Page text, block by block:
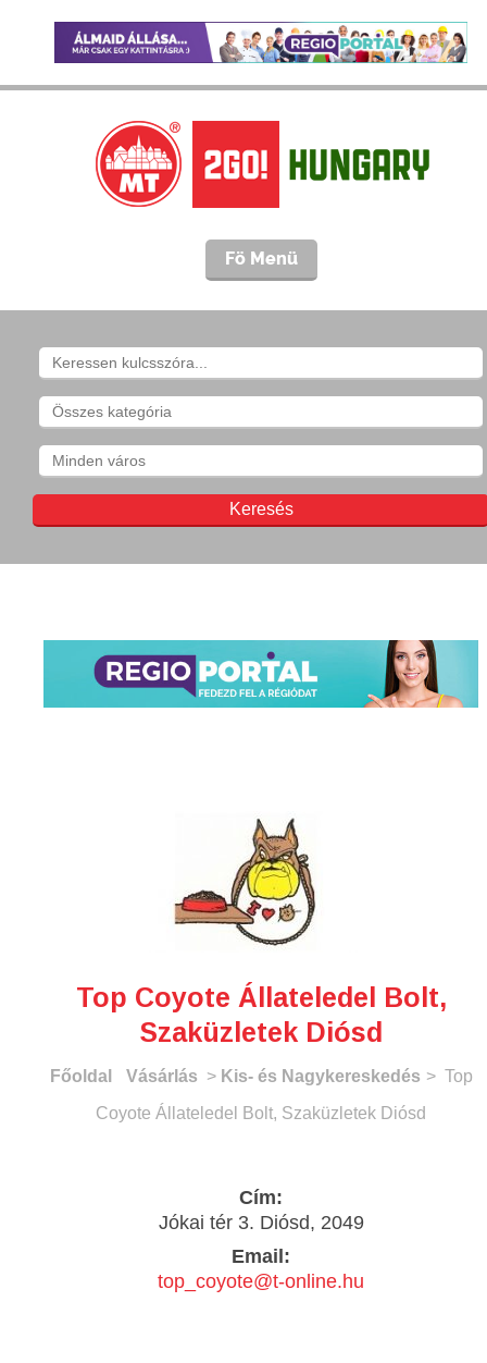
Fö Menü
Top Coyote Állateledel Bolt,
Szaküzletek Diósd
Főoldal Vásárlás > Kis- és Nagykereskedés > Top
Coyote Állateledel Bolt, Szaküzletek Diósd
Cím:
Jókai tér 3. Diósd, 2049
Email:
top_coyote@t-online.hu